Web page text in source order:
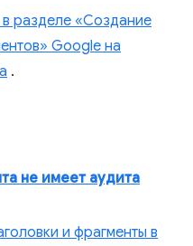
в разделе «Создание
Google на
.
не имеет аудита
и фрагменты в